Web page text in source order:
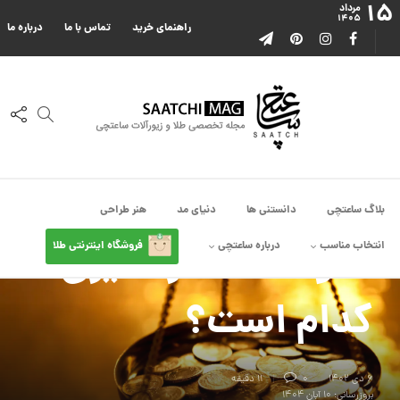
۱۵ مرداد
۱۴۰۵
درباره ما تماس با ما راهنمای خرید
بلاگ ساعتچی دانستنی ها دنیای مد هنر طراحی
انتخاب مناسب درباره ساعتچی فروشگاه اینترنتی طلا
دانستنی ها
۵ واحد اندازه گیری طلا
کدام است؟
۶ دی ۱۴۰۲ 0
11 دقیقه
بروزرسانی: ۱۰ آبان ۱۴۰۴